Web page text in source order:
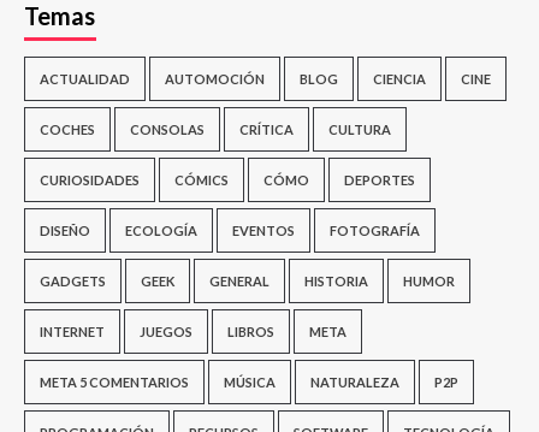
Temas
ACTUALIDAD AUTOMOCIÓN BLOG CIENCIA CINE
COCHES CONSOLAS CRÍTICA CULTURA
CURIOSIDADES CÓMICS CÓMO DEPORTES
DISEÑO ECOLOGÍA EVENTOS FOTOGRAFÍA
GADGETS GEEK GENERAL HISTORIA HUMOR
INTERNET JUEGOS LIBROS META
META 5 COMENTARIOS MÚSICA NATURALEZA P2P